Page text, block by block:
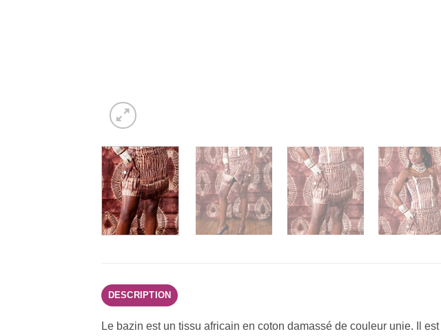
DESCRIPTION
Le bazin est un tissu africain en coton damassé de couleur unie. Il